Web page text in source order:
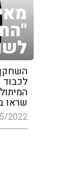
שראו
2022